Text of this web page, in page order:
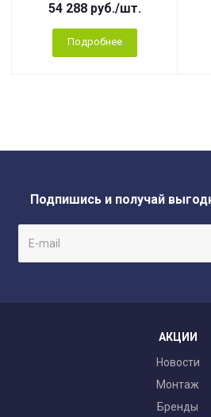
54 288 руб./шт.
Подробнее
Подпишись и получай
АКЦИИ
Новости
Монтаж
Бренды